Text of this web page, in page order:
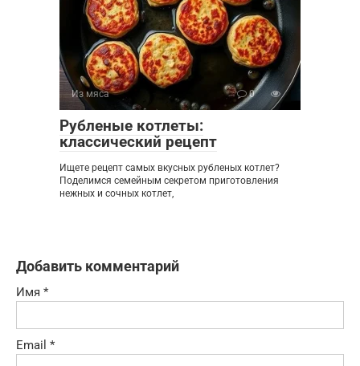
Из мяса 0
Рубленые котлеты:
классический рецепт
Ищете рецепт самых вкусных рубленых котлет?
Поделимся семейным секретом приготовления
нежных и сочных котлет,
Добавить комментарий
Имя *
Email *